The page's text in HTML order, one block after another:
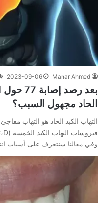
Manar Ahmed
2023-09-06
بعد رصد
الحاد مجهول السبب؟
التهاب الكبد الحاد هو التهاب
وفي مقالنا سنتعرف على أسباب